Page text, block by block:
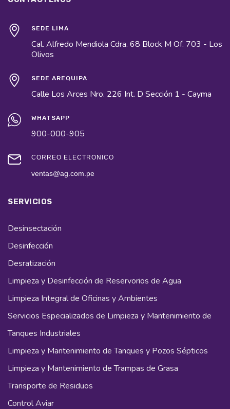
SEDE LIMA
Cal. Alfredo Mendiola Cdra. 68 Block M Of. 703 - Los
Olivos
SEDE AREQUIPA
Calle Los Arces Nro. 226 Int. D Sección 1 - Cayma
WHATSAPP
900-000-905
CORREO ELECTRÓNICO
ventas@ag.com.pe
SERVICIOS
Desinsectación
Desinfección
Desratización
Limpieza y Desinfección de Reservorios de Agua
Limpieza Integral de Oficinas y Ambientes
Servicios Especializados de Limpieza y Mantenimiento de
Tanques Industriales
Limpieza y Mantenimiento de Tanques y Pozos Sépticos
Limpieza y Mantenimiento de Trampas de Grasa
Transporte de Residuos
Control Aviar